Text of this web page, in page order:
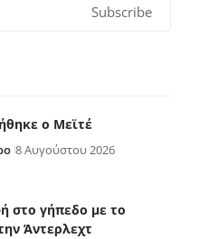
Subscribe
ο Μεϊτέ
8 Αυγούστου 2026
στο γήπεδο με το
Άντερλεχτ